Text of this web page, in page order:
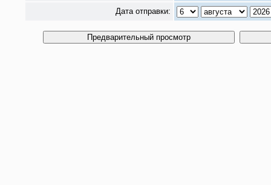
Дата отправки: